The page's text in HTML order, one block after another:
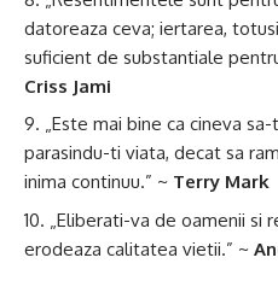
datoreaza ceva; iertarea,
suficient de substantiale
Criss Jami
„Este mai bine ca cineva
parasindu-ti viata, decat sa
inima continuu.” ~ Terry Mark
„Eliberati-va de oamenii si
erodeaza calitatea vietii.” ~